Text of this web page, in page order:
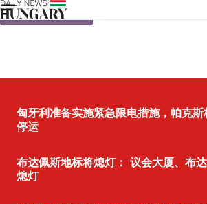
Skip to content
匈牙利准备实施紧急限电措施，帕克
停运
布达佩斯地标将熄灯： 议会大厦、布
熄灯